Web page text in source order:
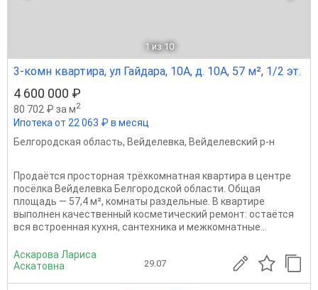
1 из 10
3-комн квартира, ул Гайдара, 10А, д. 10А, 57 м², 1/2 эт.
4 600 000 ₽
80 702 ₽ за м2
Ипотека от 22 063 ₽ в месяц
Белгородская область, Вейделевка, Вейделевский р-н
Продаётся просторная трёхкомнатная квартира в центре
посёлка Вейделевка Белгородской области. Общая
площадь — 57,4 м², комнаты раздельные. В квартире
выполнен качественный косметический ремонт: остаётся
вся встроенная кухня, сантехника и межкомнатные...
Аскарова Лариса
Аскатовна
29.07